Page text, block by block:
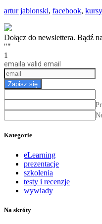
artur jablonski, facebook,
Dołącz do newslettera.
""
1
email a valid email
Zapisz się
Kategorie
eLearning
prezentacje
szkolenia
testy i recenzje
wywiady
Na skróty